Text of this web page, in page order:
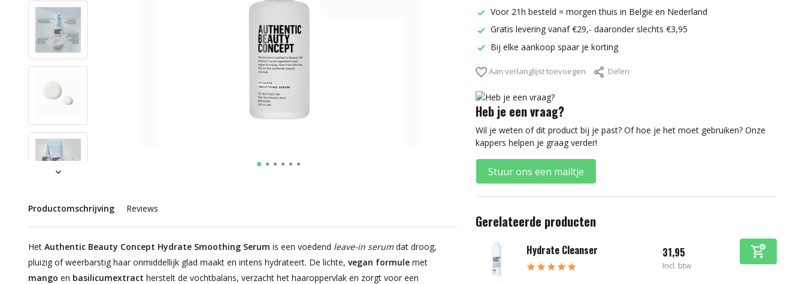
Productomschrijving Reviews
Het Authentic Beauty Concept Hydrate Smoothing Serum is een voedend leave-in serumdat droog,
pluizig of weerbarstig haar onmiddellijk glad maakt en intens hydrateert. De lichte, vegan formule met
mango en basilicumextract herstelt de vochtbalans, verzacht het haaroppervlak en zorgt voor een
Voor 21h besteld = morgen thuis in België en Nederland
Gratis levering vanaf €29,- daaronder slechts €3,95
Bij elke aankoop spaar je korting
Aan verlanglijst toevoegen Delen
Heb je een vraag?
Wil je weten of dit product bij je past? Of hoe je het moet gebruiken? Onze
kappers helpen je graag verder!
Stuur ons een mailtje
Gerelateerde producten
Hydrate Cleanser 31,95
Incl. btw